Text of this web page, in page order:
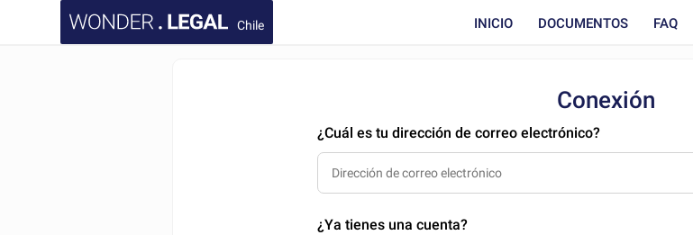
Chile INICIO DOCUMENTOS FAQ
Conexión
¿Cuál es tu dirección de correo electrónico?
¿Ya tienes una cuenta?